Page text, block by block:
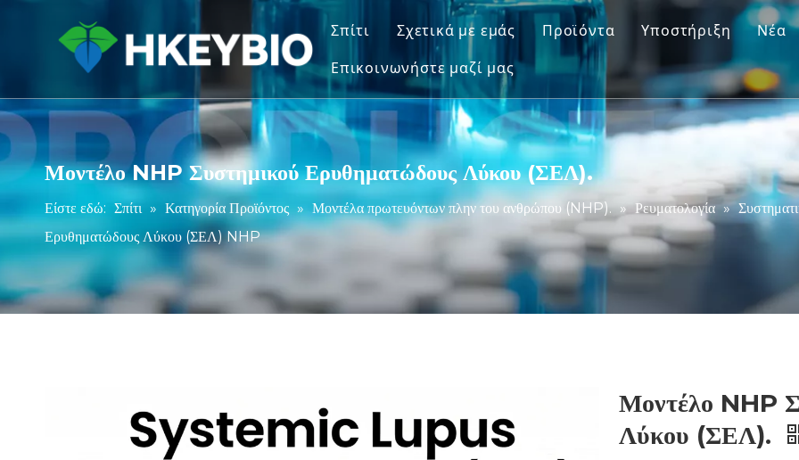
Σπίτι Σχετικά με εμάς Προϊόντα
Μοντέλα πρωτευόντων πλην του
Μοντέλα Τρωκτικών Ζώων
Μοντέλα Ανθρώπινου Ιστού & Ex
Ολοκληρωμένη Αξιολόγηση
Μεταφραστική Ιατρική &
Υποστήριξη υποβολής IND
Υποστήριξη
Υπηρεσία
Λήψη
Μαρτυρίες
Νέα
Επικοινωνήστε μαζί μας
Μοντέλο NHP Συστημικού Ερυθηματώδους Λύκου (ΣΕΛ).
Είστε εδώ: Σπίτι » Κατηγορία Προϊόντος » Μοντέλα πρωτευόντων πλην του ανθρώπου (NHP). » Ρευματολογία »
Ερυθηματώδους Λύκου (ΣΕΛ) NHP
Μοντέλο NHP
Λύκου (ΣΕΛ).